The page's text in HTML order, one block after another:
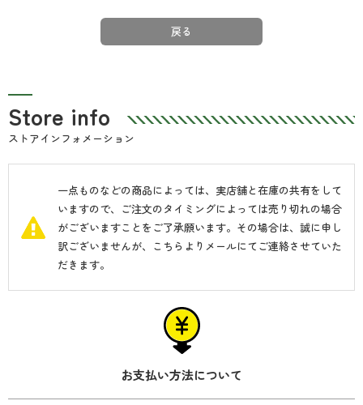
戻る
Store info
ストアインフォメーション
一点ものなどの商品によっては、実店舗と在庫の共有をして
いますので、ご注文のタイミングによっては売り切れの場合
がございますことをご了承願います。その場合は、誠に申し
訳ございませんが、こちらよりメールにてご連絡させていた
だきます。
お支払い方法について